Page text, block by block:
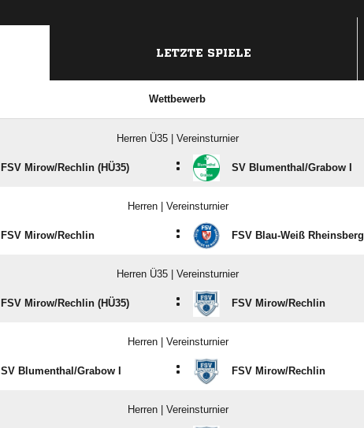
LETZTE SPIELE
Wettbewerb
Herren Ü35 | Vereinsturnier
FSV Mirow/​Rechlin (HÜ35) : SV Blumenthal/​Grabow I
Herren | Vereinsturnier
FSV Mirow/​Rechlin : FSV Blau-Weiß Rheinsberg
Herren Ü35 | Vereinsturnier
FSV Mirow/​Rechlin (HÜ35) : FSV Mirow/​Rechlin
Herren | Vereinsturnier
SV Blumenthal/​Grabow I : FSV Mirow/​Rechlin
Herren | Vereinsturnier